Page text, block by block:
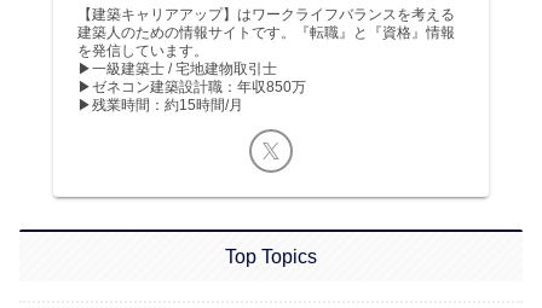
【建築キャリアアップ】はワークライフバランスを考える
建築人のための情報サイトです。『転職』と『資格』情報
を発信しています。
▶︎一級建築士 / 宅地建物取引士
▶︎ゼネコン建築設計職：年収850万
▶︎残業時間：約15時間/月
Top Topics